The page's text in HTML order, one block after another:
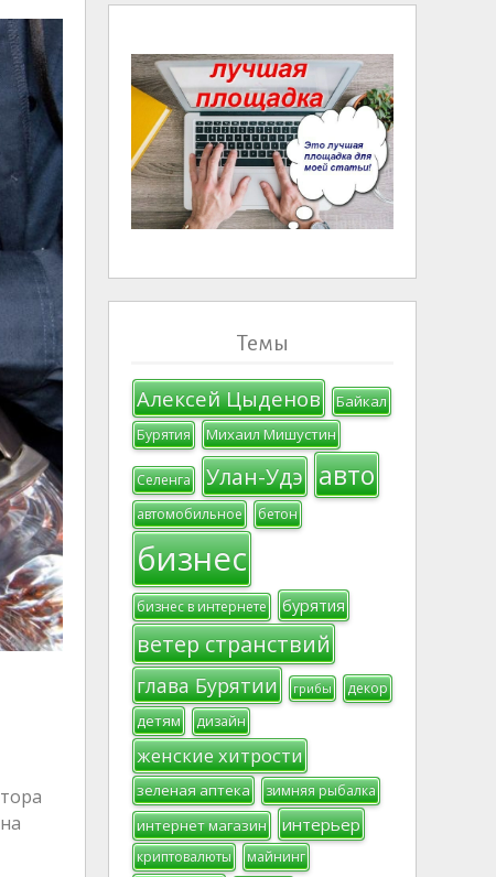
Темы
Алексей Цыденов Байкал
Бурятия Михаил Мишустин
Селенга Улан-Удэ авто
автомобильное бетон
бизнес
бизнес в интернете бурятия
ветер странствий
глава Бурятии грибы декор
детям дизайн
женские хитрости
зеленая аптека зимняя рыбалка
интернет магазин интерьер
криптовалюты майнинг